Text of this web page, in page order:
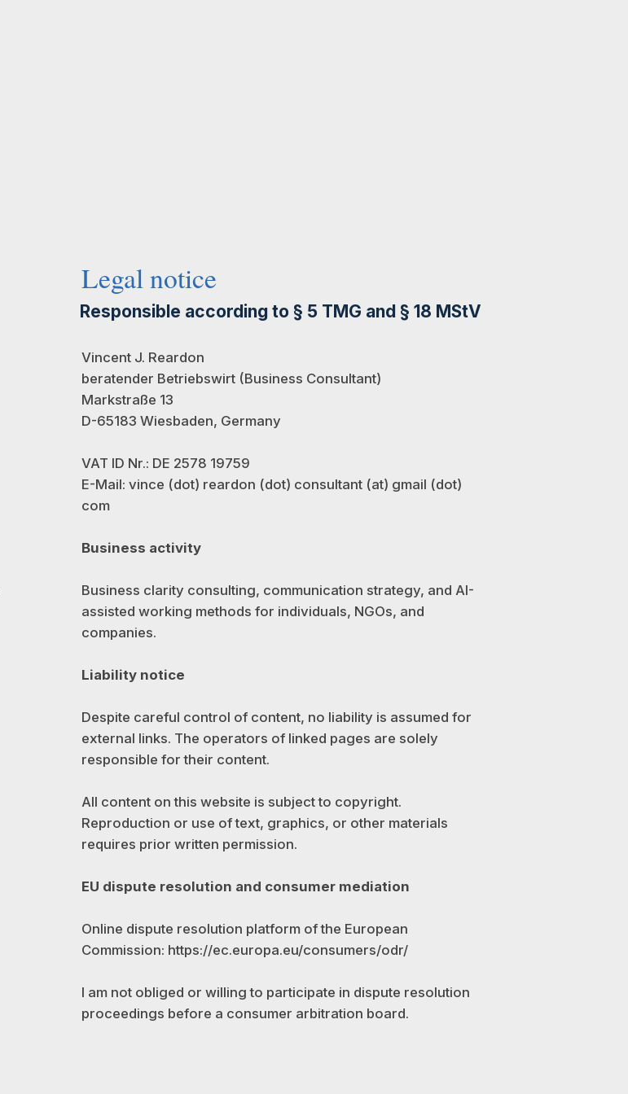
Legal notice
Responsible according to § 5 TMG and § 18 MStV
Vincent J. Reardon
beratender Betriebswirt (Business Consultant)
Markstraße 13
D-65183 Wiesbaden, Germany
VAT ID Nr.: DE 2578 19759
E-Mail: vince (dot) reardon (dot) consultant (at) gmail (dot)
com
Business activity
Business clarity consulting, communication strategy, and AI-
assisted working methods for individuals, NGOs, and
companies.
Liability notice
Despite careful control of content, no liability is assumed for
external links. The operators of linked pages are solely
responsible for their content.
All content on this website is subject to copyright.
Reproduction or use of text, graphics, or other materials
requires prior written permission.
EU dispute resolution and consumer mediation
Online dispute resolution platform of the European
Commission: https://ec.europa.eu/consumers/odr/
I am not obliged or willing to participate in dispute resolution
proceedings before a consumer arbitration board.